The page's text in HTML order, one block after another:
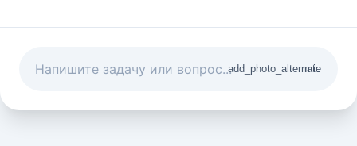
add_photo_alternate
mic